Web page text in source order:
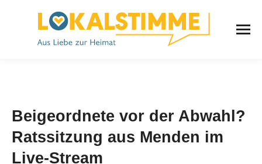
Beigeordnete vor der Abwahl?
Ratssitzung aus Menden im
Live-Stream